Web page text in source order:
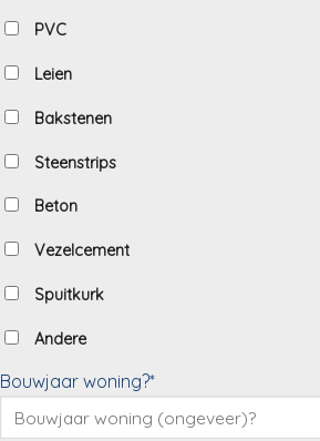
PVC
Leien
Bakstenen
Steenstrips
Beton
Vezelcement
Spuitkurk
Andere
Bouwjaar woning?*